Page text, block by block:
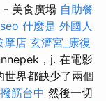
美食廣場 自助餐
什麼是 外國人
摩店 玄濟宮_康復
，j. 在電影
世界都缺少了兩個
撥筋台中 然後一切